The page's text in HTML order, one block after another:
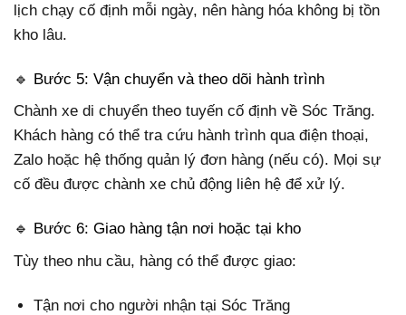
lịch chạy cố định mỗi ngày, nên hàng hóa không bị tồn
kho lâu.
🔹 Bước 5: Vận chuyển và theo dõi hành trình
Chành xe di chuyển theo tuyến cố định về Sóc Trăng.
Khách hàng có thể tra cứu hành trình qua điện thoại,
Zalo hoặc hệ thống quản lý đơn hàng (nếu có). Mọi sự
cố đều được chành xe chủ động liên hệ để xử lý.
🔹 Bước 6: Giao hàng tận nơi hoặc tại kho
Tùy theo nhu cầu, hàng có thể được giao:
Tận nơi cho người nhận tại Sóc Trăng